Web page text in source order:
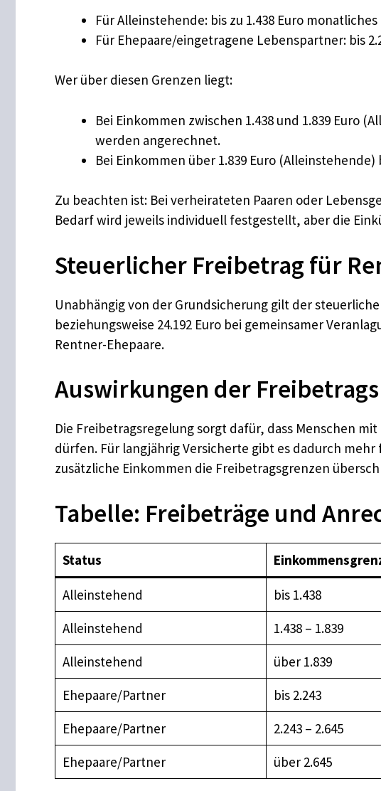
Für Alleinstehende: bis zu 1.438 Euro
Für Ehepaare/eingetragene Lebenspartner: bis
Wer über diesen Grenzen liegt:
Bei Einkommen zwischen 1.438 und 1.839 Euro
werden angerechnet.
Bei Einkommen über 1.839 Euro
Zu beachten ist: Bei verheirateten Paaren oder
Bedarf wird jeweils individuell festgestellt, aber die
Steuerlicher Freibetrag für
Unabhängig von der Grundsicherung gilt der
beziehungsweise 24.192 Euro bei gemeinsamer
Rentner-Ehepaare.
Auswirkungen der
Die Freibetragsregelung sorgt dafür, dass Menschen
dürfen. Für langjährig Versicherte gibt es dadurch
zusätzliche Einkommen die Freibetragsgrenzen
Tabelle: Freibeträge und
Status
Alleinstehend bis 1.438
Alleinstehend
1.438 – 1.839
Alleinstehend
über 1.839
Ehepaare/Partner
bis 2.243
Ehepaare/Partner
2.243 – 2.645
Ehepaare/Partner
über 2.645